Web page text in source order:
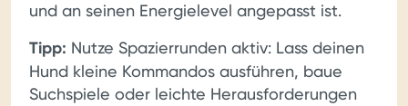
und an seinen Energielevel angepasst ist.
Tipp: Nutze Spazierrunden aktiv: Lass deinen
Hund kleine Kommandos ausführen, baue
Suchspiele oder leichte Herausforderungen